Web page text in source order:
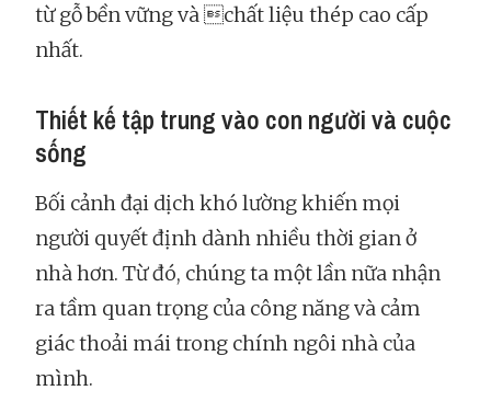
từ gỗ bền vững và chất liệu thép cao cấp
nhất.
Thiết kế tập trung vào con người và cuộc
sống
Bối cảnh đại dịch khó lường khiến mọi
người quyết định dành nhiều thời gian ở
nhà hơn. Từ đó, chúng ta một lần nữa nhận
ra tầm quan trọng của công năng và cảm
giác thoải mái trong chính ngôi nhà của
mình.